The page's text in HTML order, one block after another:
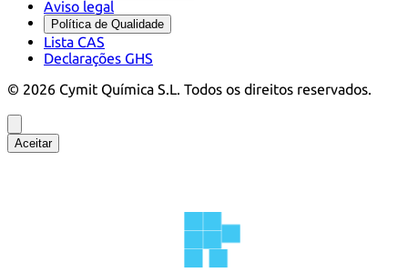
Aviso legal
Política de Qualidade
Lista CAS
Declarações GHS
© 2026 Cymit Química S.L. Todos os direitos reservados.
Aceitar